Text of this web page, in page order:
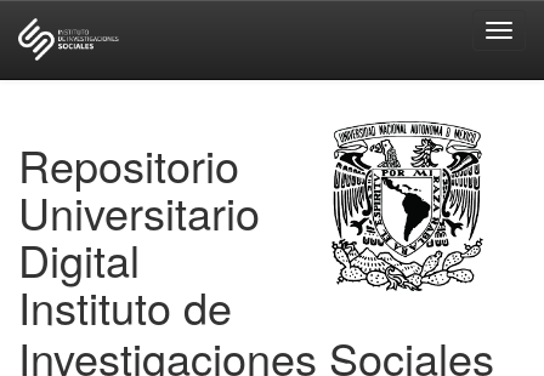
Repositorio
Universitario
Digital
Instituto de
Investigaciones Sociales